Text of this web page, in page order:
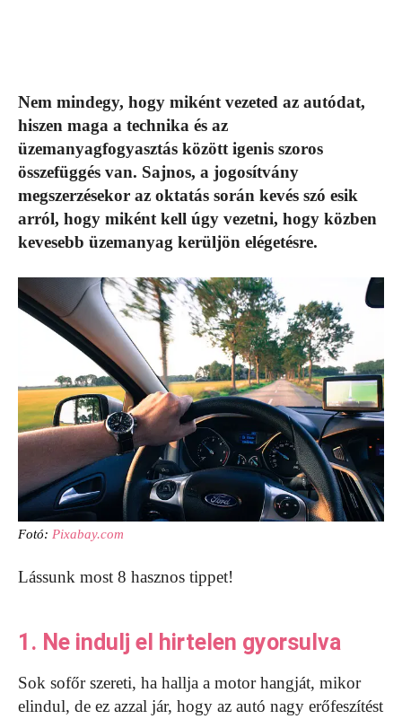
Nem mindegy, hogy miként vezeted az autódat,
hiszen maga a technika és az
üzemanyagfogyasztás között igenis szoros
összefüggés van. Sajnos, a jogosítvány
megszerzésekor az oktatás során kevés szó esik
arról, hogy miként kell úgy vezetni, hogy közben
kevesebb üzemanyag kerüljön elégetésre.
Fotó: Pixabay.com
Lássunk most 8 hasznos tippet!
1. Ne indulj el hirtelen gyorsulva
Sok sofőr szereti, ha hallja a motor hangját, mikor
elindul, de ez azzal jár, hogy az autó nagy erőfeszítést